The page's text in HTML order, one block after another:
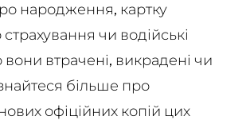
народження, картку
страхування чи водійські
втрачені, викрадені чи
більше про
офіційних копій цих